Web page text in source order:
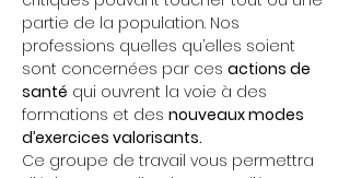
partie de la population. Nos
professions quelles qu’elles soient
sont concernées par ces actions de
santé qui ouvrent la voie à des
formations et des nouveaux modes
d’exercices valorisants.
Ce groupe de travail vous permettra